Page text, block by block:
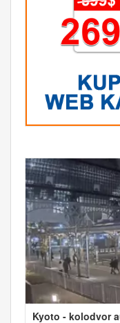
Kyoto - kolodvor